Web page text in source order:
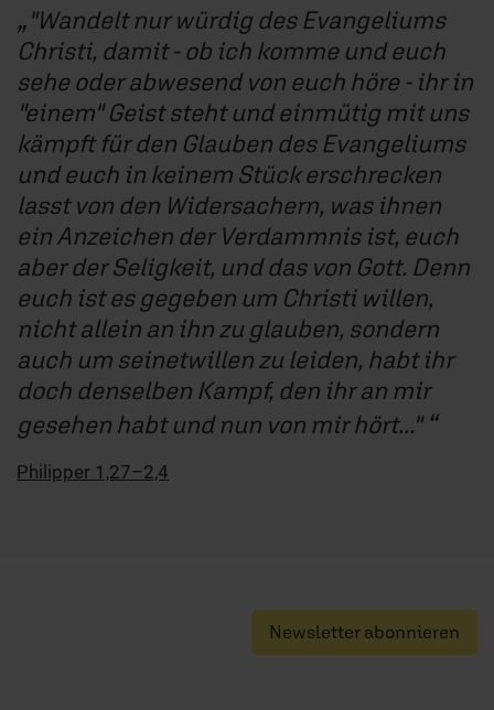
"Wandelt nur würdig des Evangeliums
Christi, damit - ob ich komme und euch
sehe oder abwesend von euch höre - ihr in
"einem" Geist steht und einmütig mit uns
kämpft für den Glauben des Evangeliums
und euch in keinem Stück erschrecken
lasst von den Widersachern, was ihnen
ein Anzeichen der Verdammnis ist, euch
aber der Seligkeit, und das von Gott. Denn
euch ist es gegeben um Christi willen,
nicht allein an ihn zu glauben, sondern
auch um seinetwillen zu leiden, habt ihr
doch denselben Kampf, den ihr an mir
gesehen habt und nun von mir hört..."
Philipper 1,27–2,4
Newsletter abonnieren